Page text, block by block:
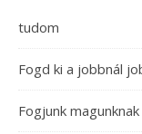
tudom
Fogd ki a jobbnál
Fogjunk